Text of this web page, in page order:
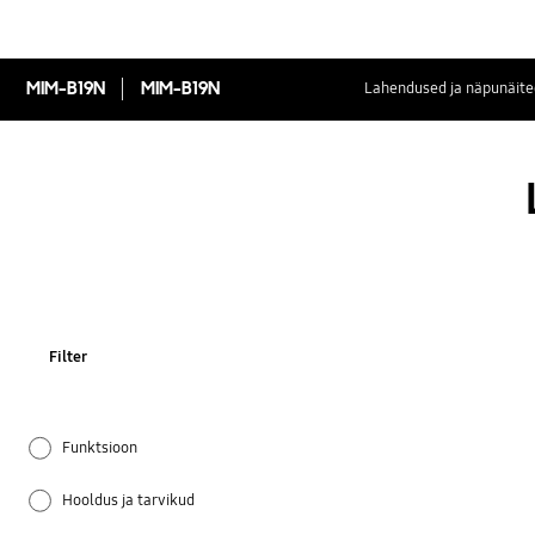
MIM-B19N MIM-B19N Lahendused ja
Filter
Funktsioon
Hooldus ja tarvikud